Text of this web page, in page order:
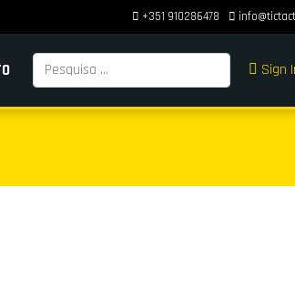
+351 910286478
Pesquisar Sign